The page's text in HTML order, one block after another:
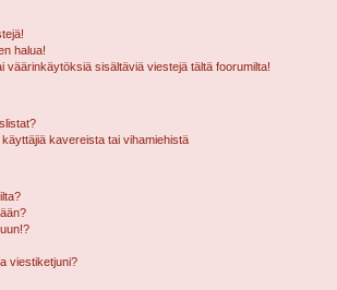
halua!
väärinkäytöksiä sisältäviä viestejä tältä foorumilta!
kavereista tai vihamiehistä
viestiketjuni?